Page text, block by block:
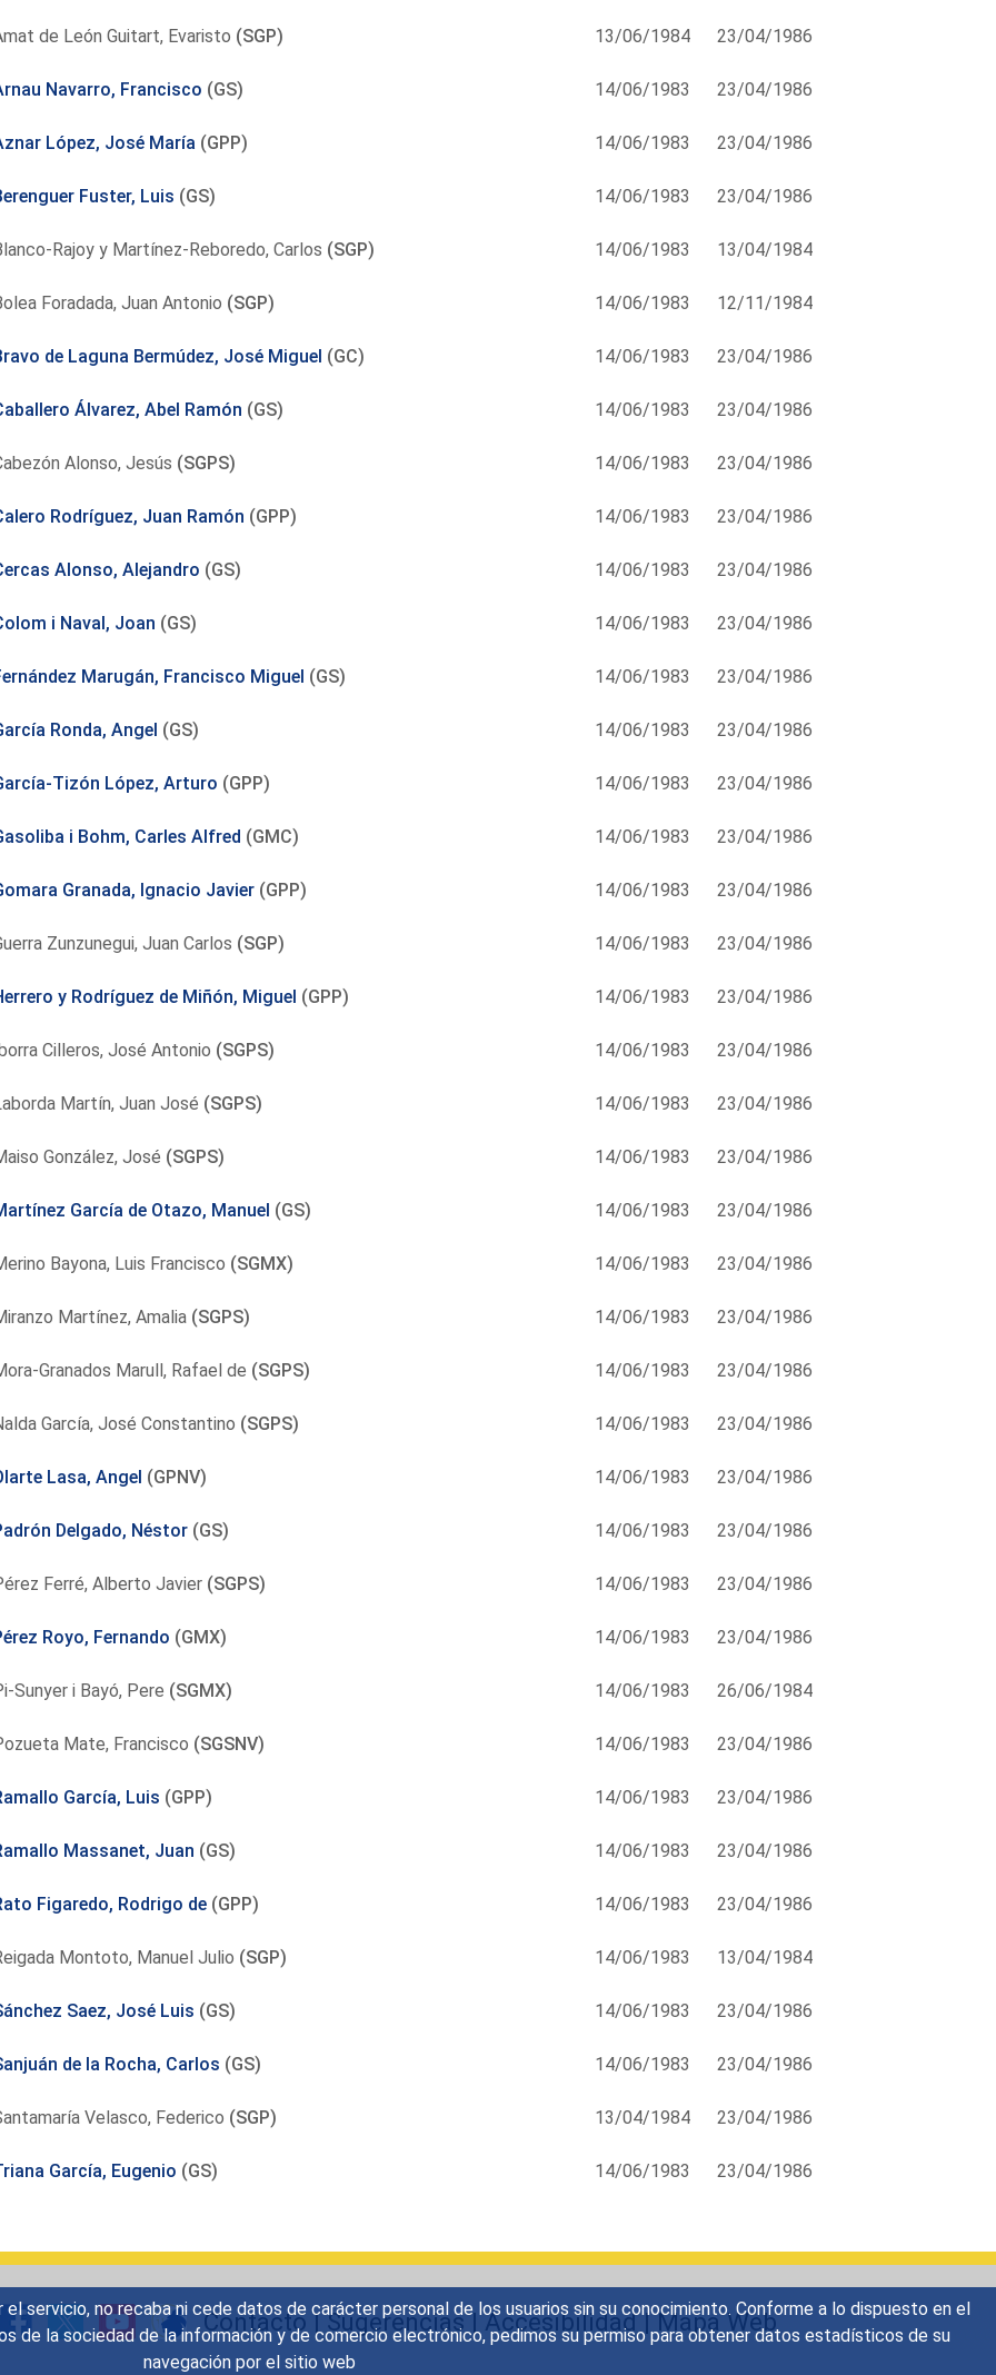
servicio, no recaba ni cede datos de carácter personal de los usuarios sin su conocimiento. Conforme a lo dispuesto en el
de la sociedad de la información y de comercio electrónico, pedimos su permiso para obtener datos estadísticos de su
navegación por el sitio web
de León Guitart, Evaristo (SGP) 13/06/1984 23/04/1986
Navarro, Francisco (GS) 14/06/1983 23/04/1986
López, José María (GPP) 14/06/1983 23/04/1986
Fuster, Luis (GS) 14/06/1983 23/04/1986
Rajoy y Martínez-Reboredo, Carlos (SGP) 14/06/1983 13/04/1984
Foradada, Juan Antonio (SGP) 14/06/1983 12/11/1984
de Laguna Bermúdez, José Miguel (GC) 14/06/1983 23/04/1986
Álvarez, Abel Ramón (GS) 14/06/1983 23/04/1986
Alonso, Jesús (SGPS) 14/06/1983 23/04/1986
Rodríguez, Juan Ramón (GPP) 14/06/1983 23/04/1986
Alonso, Alejandro (GS) 14/06/1983 23/04/1986
i Naval, Joan (GS) 14/06/1983 23/04/1986
Marugán, Francisco Miguel (GS) 14/06/1983 23/04/1986
Ronda, Angel (GS) 14/06/1983 23/04/1986
Tizón López, Arturo (GPP) 14/06/1983 23/04/1986
i Bohm, Carles Alfred (GMC) 14/06/1983 23/04/1986
Granada, Ignacio Javier(GPP) 14/06/1983 23/04/1986
Zunzunegui, Juan Carlos (SGP) 14/06/1983 23/04/1986
y Rodríguez de Miñón, Miguel (GPP) 14/06/1983 23/04/1986
Cilleros, José Antonio (SGPS) 14/06/1983 23/04/1986
Martín, Juan José (SGPS) 14/06/1983 23/04/1986
González, José (SGPS) 14/06/1983 23/04/1986
García de Otazo, Manuel (GS) 14/06/1983 23/04/1986
Bayona, Luis Francisco (SGMX) 14/06/1983 23/04/1986
Martínez, Amalia(SGPS) 14/06/1983 23/04/1986
Granados Marull, Rafael de (SGPS) 14/06/1983 23/04/1986
García, José Constantino (SGPS) 14/06/1983 23/04/1986
Lasa, Angel (GPNV) 14/06/1983 23/04/1986
Delgado, Néstor(GS) 14/06/1983 23/04/1986
Ferré, Alberto Javier(SGPS) 14/06/1983 23/04/1986
Royo, Fernando (GMX) 14/06/1983 23/04/1986
Sunyer i Bayó, Pere (SGMX) 14/06/1983 26/06/1984
Mate, Francisco (SGSNV) 14/06/1983 23/04/1986
García, Luis (GPP) 14/06/1983 23/04/1986
Massanet, Juan (GS) 14/06/1983 23/04/1986
Figaredo, Rodrigo de(GPP) 14/06/1983 23/04/1986
Montoto, Manuel Julio (SGP) 14/06/1983 13/04/1984
Saez, José Luis (GS) 14/06/1983 23/04/1986
de la Rocha, Carlos (GS) 14/06/1983 23/04/1986
Velasco, Federico (SGP) 13/04/1984 23/04/1986
García, Eugenio (GS) 14/06/1983 23/04/1986
Contacto|Sugerencias|Accesibilidad|Mapa Web